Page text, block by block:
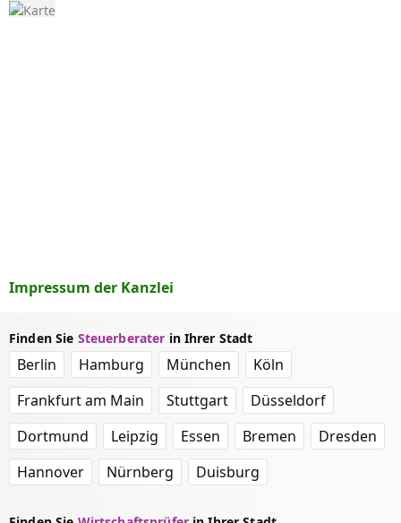
Impressum der Kanzlei
Finden Sie Steuerberater in Ihrer Stadt
Berlin Hamburg München
Köln
Frankfurt am Main
Stuttgart
Düsseldorf
Dortmund
Leipzig Essen Bremen
Dresden
Hannover
Nürnberg Duisburg